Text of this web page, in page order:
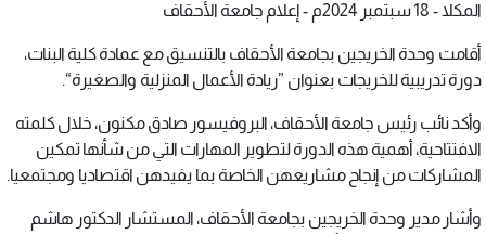
المكلا - 18 سبتمبر 2024م - إعلام جامعة الأحقاف
أقامت وحدة الخريجين بجامعة الأحقاف بالتنسيق مع عمادة كلية البنات،
دورة تدريبية للخريجات بعنوان ”ريادة الأعمال المنزلية والصغيرة“.
وأكد نائب رئيس جامعة الأحقاف، البروفيسور صادق مكنون، خلال كلمته
الافتتاحية، أهمية هذه الدورة لتطوير المهارات التي من شأنها تمكين
المشاركات من إنجاح مشاريعهن الخاصة بما يفيدهن اقتصاديا ومجتمعيا.
وأشار مدير وحدة الخريجين بجامعة الأحقاف، المستشار الدكتور هاشم